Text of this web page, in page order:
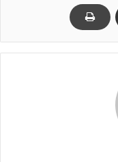
العشبية لتبلغ
بمجموعة لصفر أمام
الثانية والثالثة بقوة